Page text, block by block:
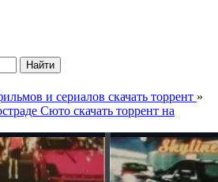
Найти
и сериалов скачать торрент »
Сюто скачать торрент на